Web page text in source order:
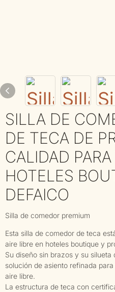
SILLA DE
DE TECA DE
CALIDAD
HOTELES
DEFAICO
Silla de comedor premium
Esta silla de comedor de teca
aire libre en hoteles boutique y
Su diseño sin brazos y su
solución de asiento refinada
aire libre.
La estructura de teca con